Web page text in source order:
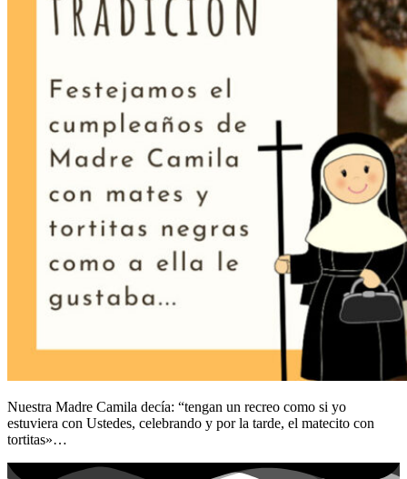
Nuestra Madre Camila decía: “tengan un recreo como si yo
estuviera con Ustedes, celebrando y por la tarde, el matecito con
tortitas»…